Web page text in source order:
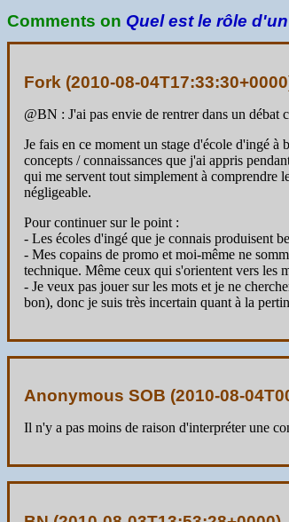
Comments on Quel est le rôle
Fork (2010-08-04T17:33:30+0000
@BN : J'ai pas envie de rentrer dans un
Je fais en ce moment un stage d'école d'ingé
concepts / connaissances que j'ai appris
qui me servent tout simplement à comprendre
négligeable.
Pour continuer sur le point :
- Les écoles d'ingé que je connais produisent
- Mes copains de promo et moi-même ne
technique. Même ceux qui s'orientent vers les
- Je veux pas jouer sur les mots et je ne
bon), donc je suis très incertain quant à la
Anonymous SOB (2010-08-
Il n'y a pas moins de raison d'interpréter une